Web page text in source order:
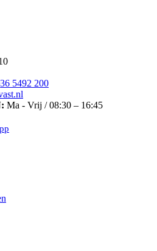
5492 200
Ma - Vrij / 08:30 – 16:45